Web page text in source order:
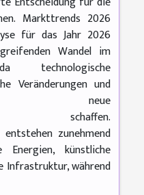
Markttrends 2026
für das Jahr 2026
Wandel im
technologische
Veränderungen und
neue
schaffen.
zunehmend
künstliche
Infrastruktur, während